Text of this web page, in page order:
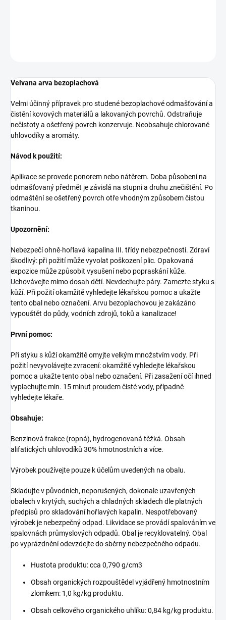
Velvana arva bezoplachová
Velmi účinný přípravek pro studené bezoplachové odmašťování a
čistění kovových materiálů a lakovaných povrchů. Odstraňuje
nečistoty a ošetřený povrch konzervuje. Neobsahuje chlorované
uhlovodíky a aromáty.
Návod k použití:
Aplikace se provede ponorem nebo nátěrem. Doba působení na
odmašťovaný předmět je závislá na stupni a druhu znečištění. Po
odmaštění se ošetřený povrch otře vhodným způsobem čistou
tkaninou.
Upozornění:
Nebezpečí ohně-hořlavá kapalina III. třídy nebezpečnosti. Zdraví
škodlivý: při požití může vyvolat poškození plic. Opakovaná
expozice může způsobit vysušení nebo popraskání kůže.
Uchovávejte mimo dosah dětí. Nevdechujte páry. Zamezte styku s
kůží. Při požití okamžitě vyhledejte lékařskou pomoc a ukažte
tento obal nebo označení. Arvu bezoplachovou je zakázáno
vypouštět do půdy, vodních zdrojů, toků a kanalizace!
První pomoc:
Při styku s kůží okamžitě omyjte velkým množstvím vody. Při
požití nevyvolávejte zvracení: okamžitě vyhledejte lékařskou
pomoc a ukažte tento obal nebo označení. Při zasažení očí ihned
vyplachujte min. 15 minut proudem čisté vody, případně
vyhledejte lékaře.
Obsahuje:
Benzinová frakce (ropná), hydrogenovaná těžká. Obsah
alifatických uhlovodíků 30% hmotnostních a více.
Výrobek používejte pouze k účelům uvedených na obalu.
Skladujte v původních, neporušených, dokonale uzavřených
obalech v krytých, suchých a chladných skladech dle platných
předpisů pro skladování hořlavých kapalin. Nespotřebovaný
výrobek je nebezpečný odpad. Likvidace se provádí spalováním ve
spalovnách průmyslových odpadů. Obal je recyklovatelný. Obal
po vyprázdnění odevzdejte do sběrny nebezpečného odpadu.
Hustota produktu: cca 0,790 g/cm3
Obsah organických rozpouštědel vyjádřený hmotnostním
zlomkem: 1,0 kg/kg produktu.
Obsah celkového organického uhlíku: 0,84 kg/kg produktu.